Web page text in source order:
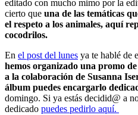
editado con mucho mimo por la
cierto que una de las temáticas
el respeto a los animales, aquí
cocodrilos.
En el post del lunes ya te hablé de
hemos organizado una promo
a la colaboración de Susanna
álbum puedes encargarlo
domingo. Si ya estás decidid@ a
dedicado puedes pedirlo aquí.